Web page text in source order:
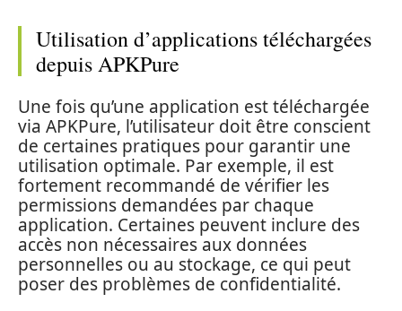
Utilisation d’applications téléchargées
depuis APKPure
Une fois qu’une application est téléchargée
via APKPure, l’utilisateur doit être conscient
de certaines pratiques pour garantir une
utilisation optimale. Par exemple, il est
fortement recommandé de vérifier les
permissions demandées par chaque
application. Certaines peuvent inclure des
accès non nécessaires aux données
personnelles ou au stockage, ce qui peut
poser des problèmes de confidentialité.